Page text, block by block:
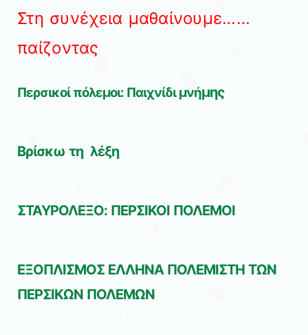
Στη συνέχεια μαθαίνουμε……
παίζοντας
Περσικοί πόλεμοι: Παιχνίδι μνήμης
Βρίσκω τη λέξη
ΣΤΑΥΡΟΛΕΞΟ: ΠΕΡΣΙΚΟΙ ΠΟΛΕΜΟΙ
ΕΞΟΠΛΙΣΜΟΣ ΕΛΛΗΝΑ ΠΟΛΕΜΙΣΤΗ ΤΩΝ
ΠΕΡΣΙΚΩΝ ΠΟΛΕΜΩΝ